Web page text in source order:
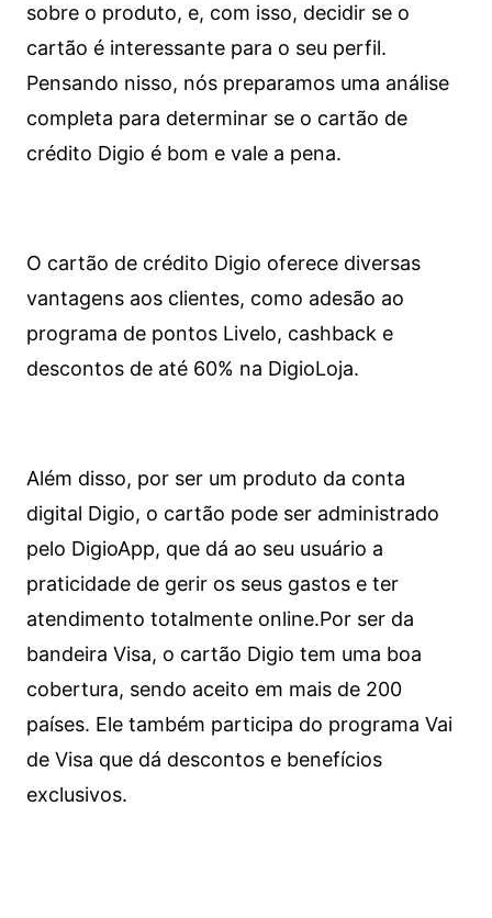
sobre o produto, e, com isso, decidir se o
cartão é interessante para o seu perfil.
Pensando nisso, nós preparamos uma análise
completa para determinar se o cartão de
crédito Digio é bom e vale a pena.
O cartão de crédito Digio oferece diversas
vantagens aos clientes, como adesão ao
programa de pontos Livelo, cashback e
descontos de até 60% na DigioLoja.
Além disso, por ser um produto da conta
digital Digio, o cartão pode ser administrado
pelo DigioApp, que dá ao seu usuário a
praticidade de gerir os seus gastos e ter
atendimento totalmente online.Por ser da
bandeira Visa, o cartão Digio tem uma boa
cobertura, sendo aceito em mais de 200
países. Ele também participa do programa Vai
de Visa que dá descontos e benefícios
exclusivos.